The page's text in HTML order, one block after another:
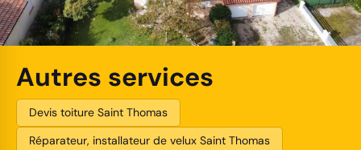
Autres services
Devis toiture Saint Thomas
Réparateur, installateur de velux Saint Thomas